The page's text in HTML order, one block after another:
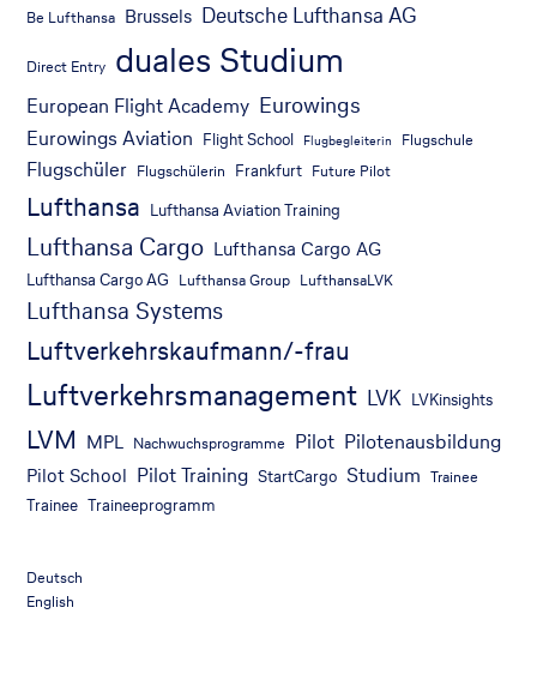
Be Lufthansa Brussels Deutsche Lufthansa AG
Direct Entry duales Studium
European Flight Academy Eurowings
Eurowings Aviation Flight School Flugbegleiterin Flugschule
Flugschüler Flugschülerin Frankfurt Future Pilot
Lufthansa Lufthansa Aviation Training
Lufthansa Cargo Lufthansa Cargo AG
Lufthansa Cargo AG Lufthansa Group LufthansaLVK
Lufthansa Systems
Luftverkehrskaufmann/-frau
Luftverkehrsmanagement LVK LVKinsights
LVM MPL Nachwuchsprogramme Pilot Pilotenausbildung
Pilot School Pilot Training StartCargo Studium Trainee
Trainee Traineeprogramm
Deutsch
English